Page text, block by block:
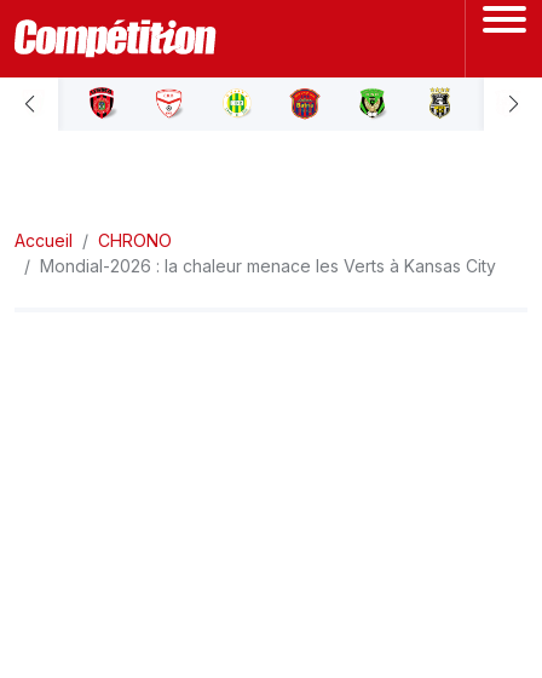
ACCUEIL
LIGUE 2
Accueil
CHRONO
Mondial-2026 : la chaleur menace les Verts à Kansas City